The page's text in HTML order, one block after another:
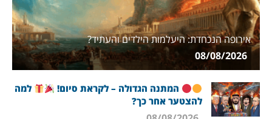
אירופה הנכחדת: היעלמות הילדים והעתיד?
המתנה הגדולה – לקראת סיום!
למה
להצטער אחר כך?